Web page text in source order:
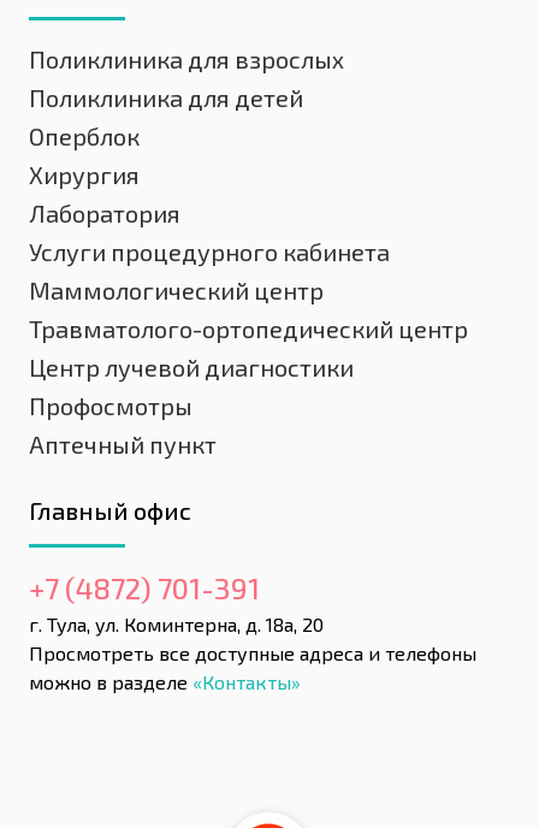
Поликлиника для взрослых
Поликлиника для детей
Оперблок
Хирургия
Лаборатория
Услуги процедурного кабинета
Маммологический центр
Травматолого-ортопедический центр
Центр лучевой диагностики
Профосмотры
Аптечный пункт
Главный офис
+7 (4872) 701-391
г. Тула, ул. Коминтерна, д. 18а, 20
Просмотреть все доступные адреса и телефоны
можно в разделе «Контакты»